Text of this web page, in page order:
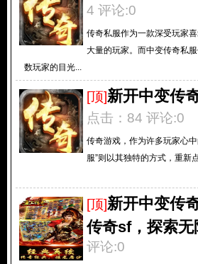
4 评论:0
传奇私服作为一款深受玩家
大量的玩家。而中变传奇私
数玩家的目光...
[顶]新开中变传
点击：84 评论:0
传奇游戏，作为许多玩家心
服”则以其独特的方式，重新
[顶]新开中变传
传奇sf，探索无
评论:0